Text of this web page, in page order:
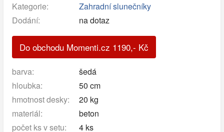
Kategorie:
Zahradní slunečníky
Dodání:
na dotaz
Do obchodu Momenti.cz 1190,- Kč
barva:
šedá
hloubka:
50 cm
hmotnost desky:
20 kg
materiál:
beton
počet ks v setu:
4 ks